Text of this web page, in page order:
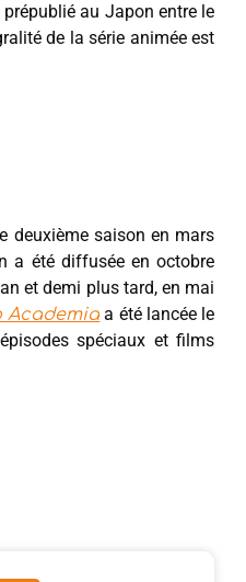
au Japon entre le
de la série animée est
deuxième saison en mars
a été diffusée en octobre
et demi plus tard, en mai
Academia a été lancée le
spéciaux et films